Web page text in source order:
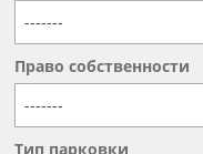
-------
Право собственности
-------
Тип парковки